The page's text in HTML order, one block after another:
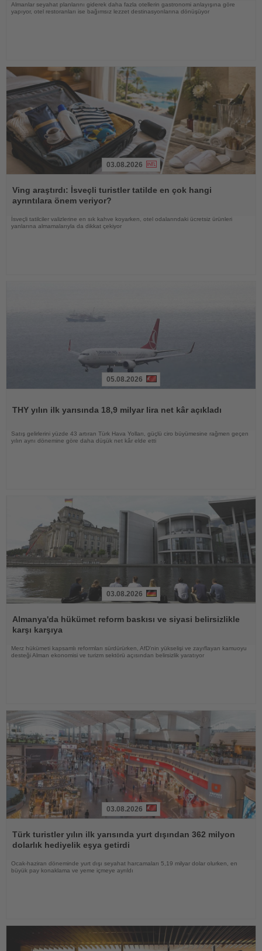
Almanlar seyahat planlarını giderek daha fazla otellerin gastronomi anlayışına göre
yapıyor, otel restoranları ise bağımsız lezzet destinasyonlarına dönüşüyor
Oku
03.08.2026
Ving araştırdı: İsveçli turistler tatilde en çok hangi
ayrıntılara önem veriyor?
İsveçli tatilciler valizlerine en sık kahve koyarken, otel odalarındaki ücretsiz ürünleri
yanlarına almamalarıyla da dikkat çekiyor
05.08.2026
THY yılın ilk yarısında 18,9 milyar lira net kâr açıkladı
Satış gelirlerini yüzde 43 artıran Türk Hava Yolları, güçlü ciro büyümesine rağmen geçen
yılın aynı dönemine göre daha düşük net kâr elde etti
Oku
03.08.2026
Almanya'da hükümet reform baskısı ve siyasi belirsizlikle
karşı karşıya
Merz hükümeti kapsamlı reformları sürdürürken, AfD'nin yükselişi ve zayıflayan kamuoyu
desteği Alman ekonomisi ve turizm sektörü açısından belirsizlik yaratıyor
Oku
03.08.2026
Türk turistler yılın ilk yarısında yurt dışından 362 milyon
dolarlık hediyelik eşya getirdi
Ocak-haziran döneminde yurt dışı seyahat harcamaları 5,19 milyar dolar olurken, en
büyük pay konaklama ve yeme içmeye ayrıldı